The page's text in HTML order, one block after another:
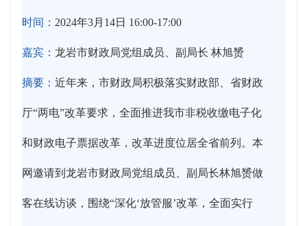
时间： 2024年3月14日 16:00-17:00
嘉宾： 龙岩市财政局党组成员、副局长 林旭赟
摘要： 近年来，市财政局积极落实财政部、省财政
厅“两电”改革要求，全面推进我市非税收缴电子化
和财政电子票据改革，改革进度位居全省前列。本
网邀请到龙岩市财政局党组成员、副局长林旭赟做
客在线访谈，围绕“深化‘放管服’改革，全面实行